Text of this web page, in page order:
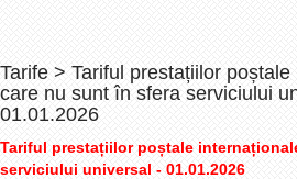
Tarife > Tariful prestațiilor
care nu sunt în sfera serviciului
01.01.2026
Tariful prestațiilor poștale
serviciului universal - 01.01.2026